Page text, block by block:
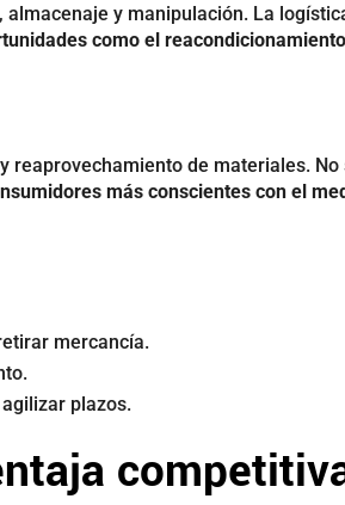
y manipulación. La
como el
reaprovechamiento de materiales. No
más conscientes con el
mercancía.
plazos.